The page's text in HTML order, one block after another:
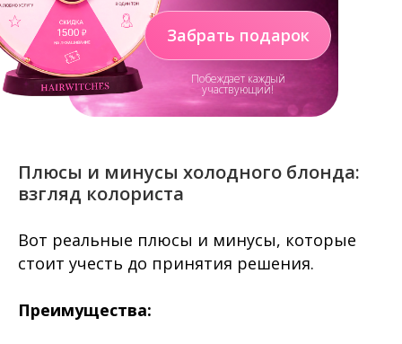
Побеждает каждый
участвующий!
Забрать подарок
Плюсы и минусы холодного блонда:
взгляд колориста
Вот реальные плюсы и минусы, которые
стоит учесть до принятия решения.
Преимущества: